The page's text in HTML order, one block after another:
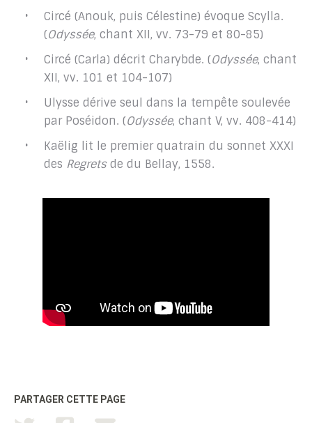
Circé (Anouk, puis Célestine) évoque Scylla.
(Odyssée, chant XII, vv. 73-79 et 80-85)
Circé (Carla) décrit Charybde. (Odyssée, chant
XII, vv. 101 et 104-107)
Ulysse dérive seul dans la tempête soulevée
par Poséidon. (Odyssée, chant V, vv. 408-414)
Kaëlig lit le premier quatrain du sonnet XXXI
des Regretsde du Bellay, 1558.
PARTAGER CETTE PAGE